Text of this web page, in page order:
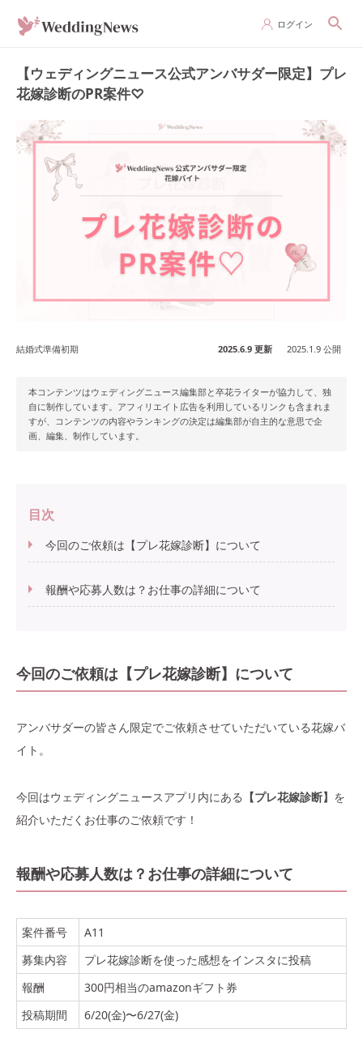
ログイン
【ウェディングニュース公式アンバサダー限定】プレ
花嫁診断のPR案件♡
結婚式準備初期 2025.6.9 更新 2025.1.9 公開
本コンテンツはウェディングニュース編集部と卒花ライターが協力して、独
自に制作しています。アフィリエイト広告を利用しているリンクも含まれま
すが、コンテンツの内容やランキングの決定は編集部が自主的な意思で企
画、編集、制作しています。
目次
今回のご依頼は【プレ花嫁診断】について
報酬や応募人数は？お仕事の詳細について
今回のご依頼は【プレ花嫁診断】について
アンバサダーの皆さん限定でご依頼させていただいている花嫁バ
イト。
今回はウェディングニュースアプリ内にある 【プレ花嫁診断】 を
紹介いただくお仕事のご依頼です！
報酬や応募人数は？お仕事の詳細について
案件番号
A11
募集内容
プレ花嫁診断を使った感想をインスタに投稿
報酬
300円相当のamazonギフト券
投稿期間
6/20(金)〜6/27(金)